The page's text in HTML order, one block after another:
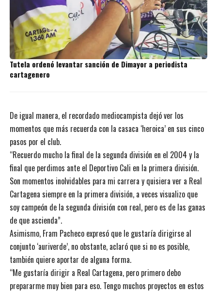
Tutela ordenó levantar sanción de Dimayor a periodista
cartagenero
De igual manera, el recordado mediocampista dejó ver los
momentos que más recuerda con la casaca ‘heroica’ en sus cinco
pasos por el club.
“Recuerdo mucho la final de la segunda división en el 2004 y la
final que perdimos ante el Deportivo Cali en la primera división.
Son momentos inolvidables para mi carrera y quisiera ver a Real
Cartagena siempre en la primera división, a veces visualizo que
soy campeón de la segunda división con real, pero es de las ganas
de que ascienda”.
Asimismo, Fram Pacheco expresó que le gustaría dirigirse al
conjunto ‘auriverde’, no obstante, aclaró que si no es posible,
también quiere aportar de alguna forma.
“Me gustaría dirigir a Real Cartagena, pero primero debo
prepararme muy bien para eso. Tengo muchos proyectos en estos